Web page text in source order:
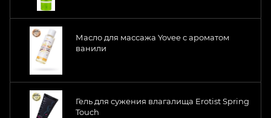
Масло для массажа Yovee с ароматом
ванили
Гель для сужения влагалища Erotist Spring
Touch